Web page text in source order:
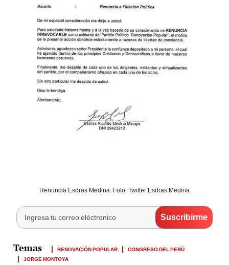
Renuncia Esdras Medina. Foto: Twitter Esdras Medina
RENOVACIÓN POPULAR
CONGRESO DEL PERÚ
JORGE MONTOYA